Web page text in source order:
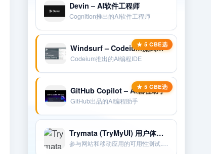
Devin – AI软件工程师
Cognition推出的AI软件工程师
Windsurf – Codeium流式编程IDE
Codeium推出的AI编程IDE
GitHub Copilot – AI编程助手
GitHub出品的AI编程助手
Trymata (TryMyUI) 用户体验测试网站
参与网站和移动应用的可用性测试.通过反馈和评论获得报酬。